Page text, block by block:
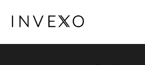
para
Conteúdo